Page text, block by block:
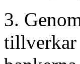
3.
tillverkar